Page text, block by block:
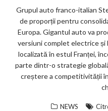
Grupul auto franco-italian
de proporții pentru
Europa. Gigantul auto va
versiuni complet electrice și
localizată în estul Franței,
parte dintr-o strategie
creștere a competitivității
NEWS